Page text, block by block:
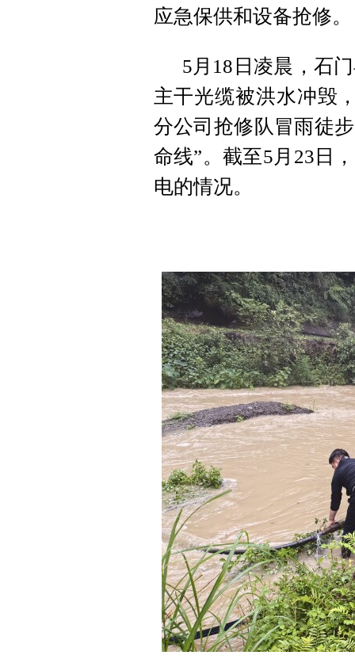
应急保供和设备抢修。
5月18日凌晨，石
主干光缆被洪水冲毁
分公司抢修队冒雨徒
命线”。截至5月23日
电的情况。